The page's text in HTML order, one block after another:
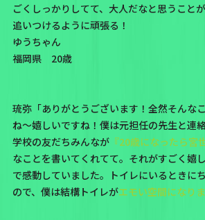
ごくしっかりしてて、大人だなと思うこと
追いつけるように頑張る！
ゆうちゃん
福岡県 20歳
琉弥「ありがとうございます！全然そんな
ね〜嬉しいですね！僕は元担任の先生と連絡
学校の友だちみんなが『20歳になったら宮
なことを書いてくれてて。それがすごく嬉
で感動していました。トイレにいるときに
ので、僕は結構トイレがエモい空間になり